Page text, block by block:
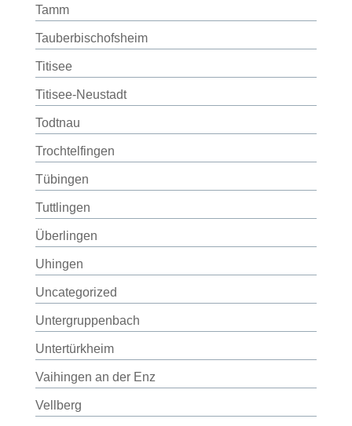
Tamm
Tauberbischofsheim
Titisee
Titisee-Neustadt
Todtnau
Trochtelfingen
Tübingen
Tuttlingen
Überlingen
Uhingen
Uncategorized
Untergruppenbach
Untertürkheim
Vaihingen an der Enz
Vellberg